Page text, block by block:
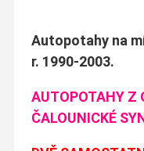
Autopotahy na
r. 1990-2003.
AUTOPOTAHY Z
ČALOUNICKÉ